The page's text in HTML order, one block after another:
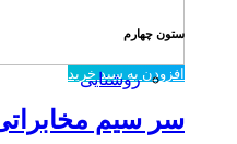
ستون چهارم
روشنایی
افزودن به سبد خرید
سر سیم